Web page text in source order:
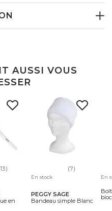
AUSSI VOUS
en
(7)
En stock
PEGGY SAGE
Bandeau simple Blanc
En